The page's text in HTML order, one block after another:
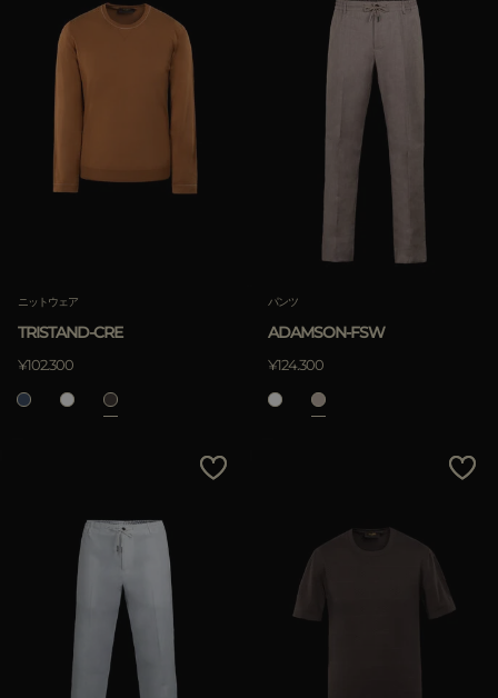
ニットウェア
TRISTAND-CRE
¥102.300
パンツ
ADAMSON-FSW
¥124.300